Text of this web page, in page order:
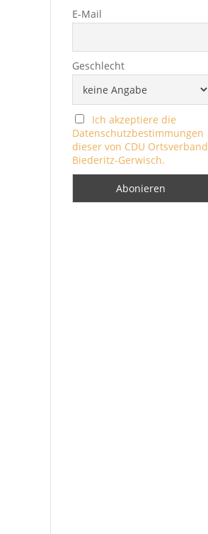
E-Mail
Geschlecht
Ich akzeptiere die
Datenschutzbestimmungen
dieser von CDU Ortsverband
Biederitz-Gerwisch.